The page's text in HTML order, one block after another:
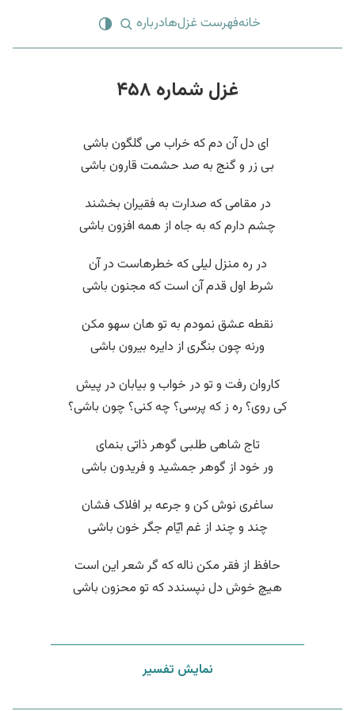
خانهفهرست غزل‌هادرباره
غزل شماره ۴۵۸
‌ ای دل آن دم که خراب می گلگون باشی
بی زر و گنج به صد حشمت قارون باشی
در مقامی که صدارت به فقیران بخشند
چشم دارم که به جاه از همه افزون باشی
در ره منزل لیلی که خطرهاست در آن
شرط اول قدم آن است که مجنون باشی
نقطه عشق نمودم به تو هان سهو مکن
ورنه چون بنگری از دایره بیرون باشی
کاروان رفت و تو در خواب و بیابان در پیش
کی روی؟ ره ز که پرسی؟ چه کنی؟ چون باشی؟
تاج شاهی طلبی گوهر ذاتی بنمای
ور خود از گوهر جمشید و فریدون باشی
ساغری نوش کن و جرعه بر افلاک فشان
چند و چند از غم ایّام جگر خون باشی
حافظ از فقر مکن ناله که گر شعر این است
هیچ خوش دل نپسندد که تو محزون باشی
نمایش تفسیر